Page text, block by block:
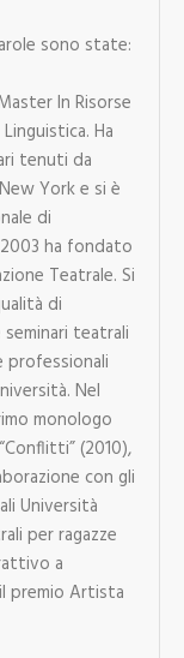
sono state:
In Risorse
Ha
tenuti da
York e si è
di
ha fondato
Teatrale. Si
di
teatrali
professionali
Nel
monologo
(2010),
con gli
Università
per ragazze
a
premio Artista